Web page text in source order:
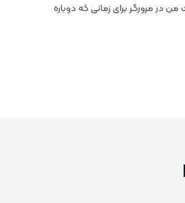
در مرورگر برای زمانی که دوباره